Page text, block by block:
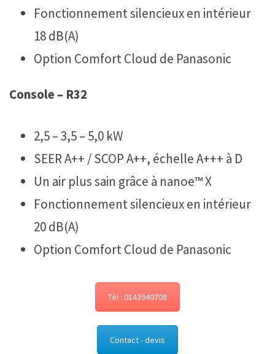
Fonctionnement silencieux en intérieur
18 dB(A)
Option Comfort Cloud de Panasonic
Console – R32
2,5 – 3,5 – 5,0 kW
SEER A++ / SCOP A++, échelle A+++ à D
Un air plus sain grâce à nanoe™ X
Fonctionnement silencieux en intérieur
20 dB(A)
Option Comfort Cloud de Panasonic
Tél : 0143940708
Contact - devis